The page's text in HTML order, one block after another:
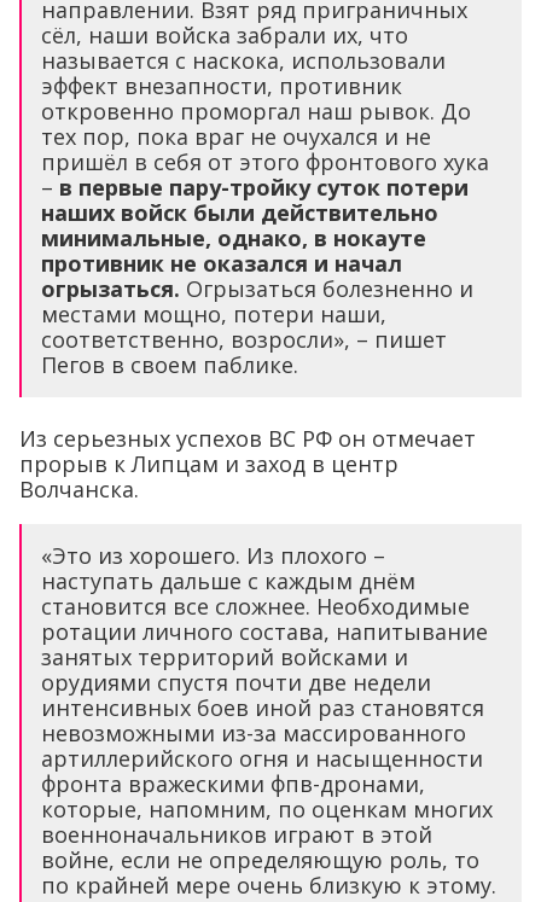
направлении. Взят ряд приграничных
сёл, наши войска забрали их, что
называется с наскока, использовали
эффект внезапности, противник
откровенно проморгал наш рывок. До
тех пор, пока враг не очухался и не
пришёл в себя от этого фронтового хука
– в первые пару-тройку суток потери
наших войск были действительно
минимальные, однако, в нокауте
противник не оказался и начал
огрызаться. Огрызаться болезненно и
местами мощно, потери наши,
соответственно, возросли», – пишет
Пегов в своем паблике.
Из серьезных успехов ВС РФ он отмечает
прорыв к Липцам и заход в центр
Волчанска.
«Это из хорошего. Из плохого –
наступать дальше с каждым днём
становится все сложнее. Необходимые
ротации личного состава, напитывание
занятых территорий войсками и
орудиями спустя почти две недели
интенсивных боев иной раз становятся
невозможными из-за массированного
артиллерийского огня и насыщенности
фронта вражескими фпв-дронами,
которые, напомним, по оценкам многих
военноначальников играют в этой
войне, если не определяющую роль, то
по крайней мере очень близкую к этому.